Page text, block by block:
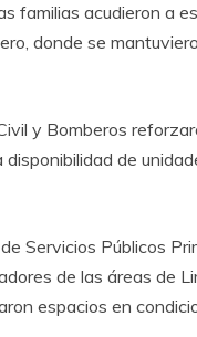
familias acudieron a
donde se
y Bomberos
de
Servicios Públicos
de las áreas de
espacios en